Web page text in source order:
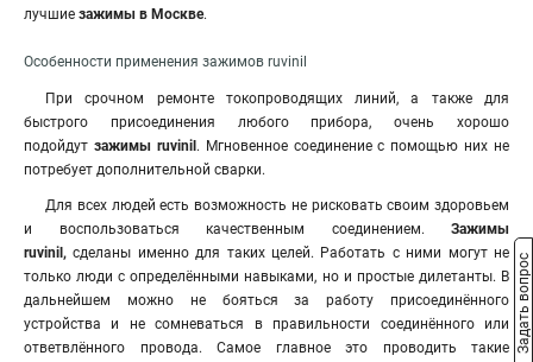
лучшие зажимы в Москве.
Особенности применения зажимов ruvinil
При срочном ремонте токопроводящих линий, а также для
быстрого присоединения любого прибора, очень хорошо
подойдут зажимы ruvinil . Мгновенное соединение с помощью них не
потребует дополнительной сварки.
Для всех людей есть возможность не рисковать своим здоровьем
и воспользоваться качественным соединением. Зажимы
ruvinil, сделаны именно для таких целей. Работать с ними могут не
только люди с определёнными навыками, но и простые дилетанты. В
дальнейшем можно не бояться за работу присоединённого
устройства и не сомневаться в правильности соединённого или
ответвлённого провода. Самое главное это проводить такие
Задать вопрос